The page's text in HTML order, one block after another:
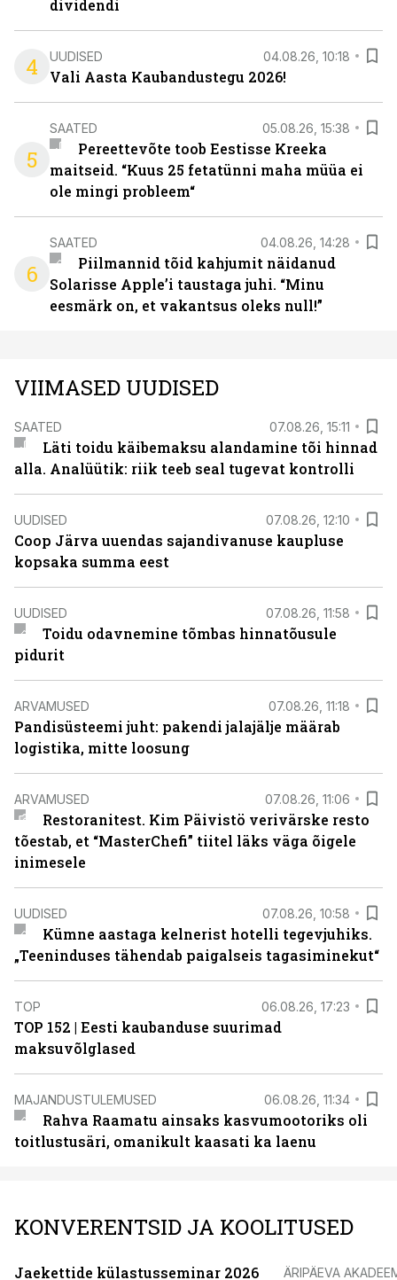
dividendi
4 UUDISED 04.08.26, 10:18
Vali Aasta Kaubandustegu 2026!
5
SAATED 05.08.26, 15:38
Pereettevõte toob Eestisse Kreeka
maitseid. “Kuus 25 fetatünni maha müüa ei
ole mingi probleem“
6
SAATED 04.08.26, 14:28
Piilmannid tõid kahjumit näidanud
Solarisse Apple’i taustaga juhi. “Minu
eesmärk on, et vakantsus oleks null!”
VIIMASED UUDISED
SAATED 07.08.26, 15:11
Läti toidu käibemaksu alandamine tõi hinnad
alla. Analüütik: riik teeb seal tugevat kontrolli
UUDISED 07.08.26, 12:10
Coop Järva uuendas sajandivanuse kaupluse
kopsaka summa eest
UUDISED 07.08.26, 11:58
Toidu odavnemine tõmbas hinnatõusule
pidurit
ARVAMUSED 07.08.26, 11:18
Pandisüsteemi juht: pakendi jalajälje määrab
logistika, mitte loosung
ARVAMUSED 07.08.26, 11:06
Restoranitest. Kim Päivistö verivärske resto
tõestab, et “MasterChefi” tiitel läks väga õigele
inimesele
UUDISED 07.08.26, 10:58
Kümne aastaga kelnerist hotelli tegevjuhiks.
„Teeninduses tähendab paigalseis tagasiminekut“
TOP 06.08.26, 17:23
TOP 152 | Eesti kaubanduse suurimad
maksuvõlglased
MAJANDUSTULEMUSED 06.08.26, 11:34
Rahva Raamatu ainsaks kasvumootoriks oli
toitlustusäri, omanikult kaasati ka laenu
KONVERENTSID JA KOOLITUSED
Jaekettide külastusseminar 2026 ÄRIPÄEVA